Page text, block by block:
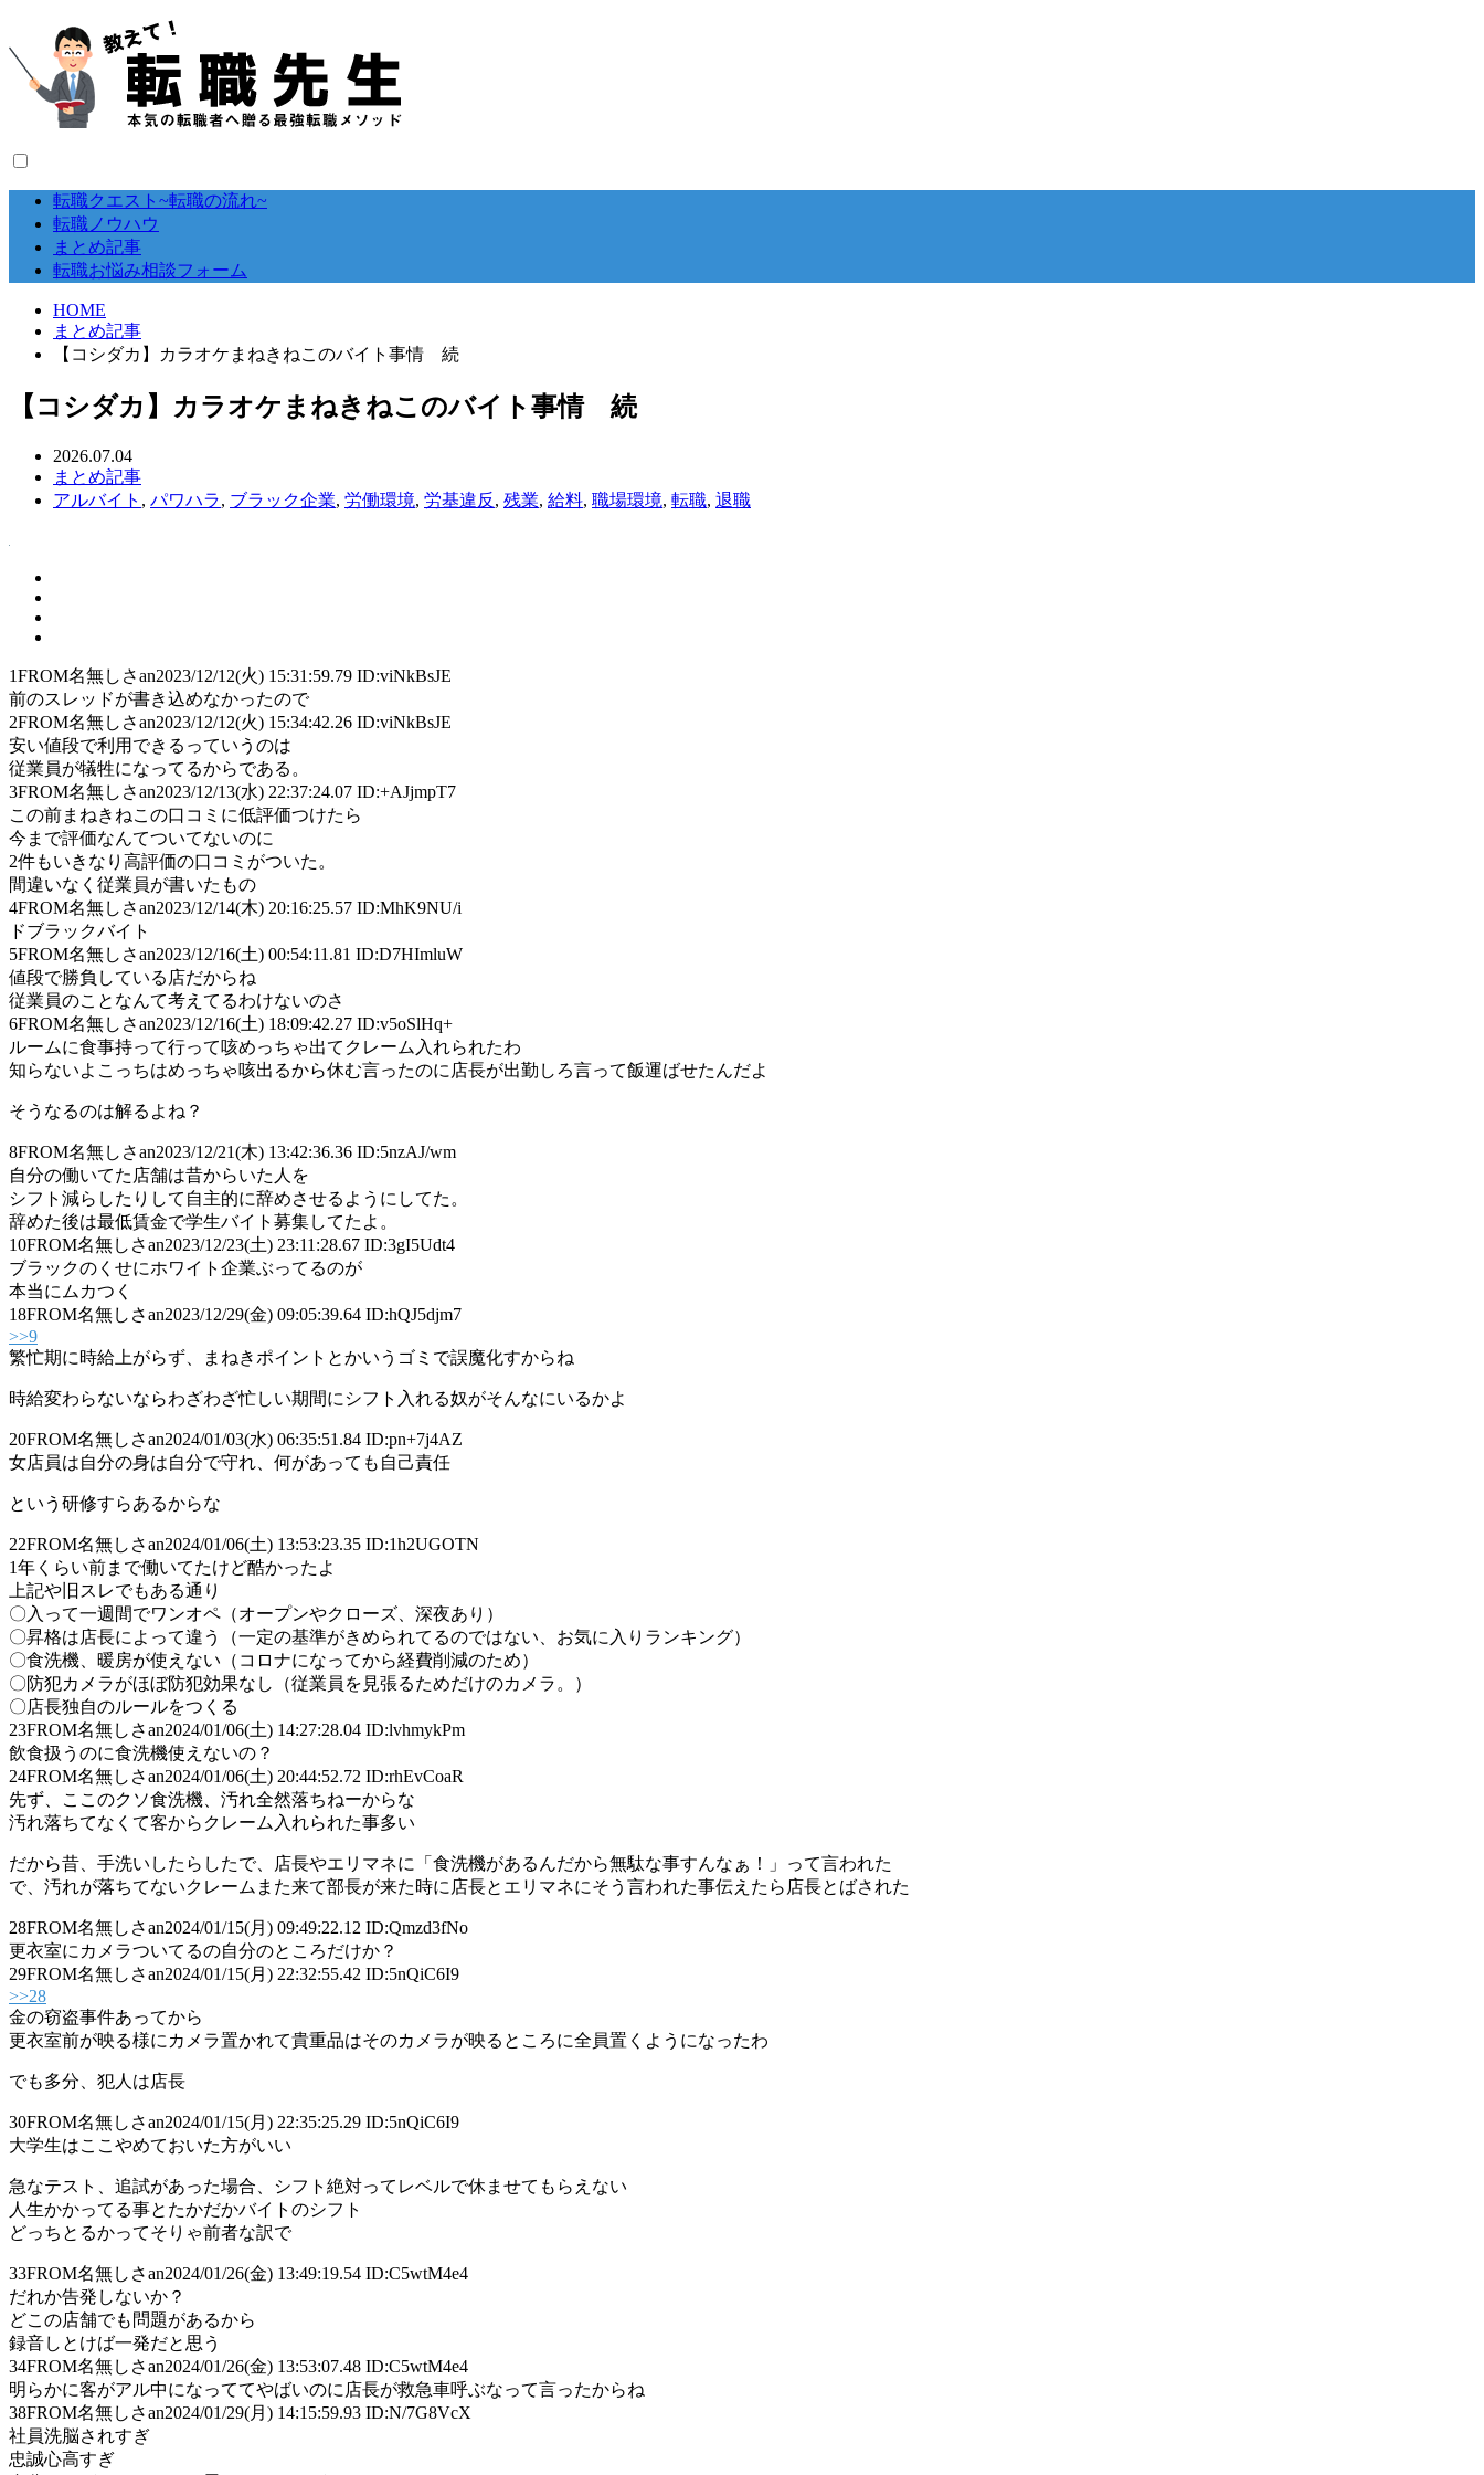
転職クエスト~転職の流れ~
転職ノウハウ
まとめ記事
転職お悩み相談フォーム
HOME
まとめ記事
【コシダカ】カラオケまねきねこのバイト事情 続
【コシダカ】カラオケまねきねこのバイト事情 続
2026.07.04
まとめ記事
アルバイト , パワハラ, ブラック企業, 労働環境, 労基違反 , 残業, 給料, 職場環境, 転職, 退職
1FROM名無しさan2023/12/12(火) 15:31:59.79 ID:viNkBsJE
前のスレッドが書き込めなかったので
2FROM名無しさan2023/12/12(火) 15:34:42.26 ID:viNkBsJE
安い値段で利用できるっていうのは
従業員が犠牲になってるからである。
3FROM名無しさan2023/12/13(水) 22:37:24.07 ID:+AJjmpT7
この前まねきねこの口コミに低評価つけたら
今まで評価なんてついてないのに
2件もいきなり高評価の口コミがついた。
間違いなく従業員が書いたもの
4FROM名無しさan2023/12/14(木) 20:16:25.57 ID:MhK9NU/i
ドブラックバイト
5FROM名無しさan2023/12/16(土) 00:54:11.81 ID:D7HImluW
値段で勝負している店だからね
従業員のことなんて考えてるわけないのさ
6FROM名無しさan2023/12/16(土) 18:09:42.27 ID:v5oSlHq+
ルームに食事持って行って咳めっちゃ出てクレーム入れられたわ
知らないよこっちはめっちゃ咳出るから休む言ったのに店長が出勤しろ言って飯運ばせたんだよ
そうなるのは解るよね？
8FROM名無しさan2023/12/21(木) 13:42:36.36 ID:5nzAJ/wm
自分の働いてた店舗は昔からいた人を
シフト減らしたりして自主的に辞めさせるようにしてた。
辞めた後は最低賃金で学生バイト募集してたよ。
10FROM名無しさan2023/12/23(土) 23:11:28.67 ID:3gI5Udt4
ブラックのくせにホワイト企業ぶってるのが
本当にムカつく
18FROM名無しさan2023/12/29(金) 09:05:39.64 ID:hQJ5djm7
>>9
繁忙期に時給上がらず、まねきポイントとかいうゴミで誤魔化すからね
時給変わらないならわざわざ忙しい期間にシフト入れる奴がそんなにいるかよ
20FROM名無しさan2024/01/03(水) 06:35:51.84 ID:pn+7j4AZ
女店員は自分の身は自分で守れ、何があっても自己責任
という研修すらあるからな
22FROM名無しさan2024/01/06(土) 13:53:23.35 ID:1h2UGOTN
1年くらい前まで働いてたけど酷かったよ
上記や旧スレでもある通り
〇入って一週間でワンオペ（オープンやクローズ、深夜あり）
〇昇格は店長によって違う（一定の基準がきめられてるのではない、お気に入りランキング）
〇食洗機、暖房が使えない（コロナになってから経費削減のため）
〇防犯カメラがほぼ防犯効果なし（従業員を見張るためだけのカメラ。）
〇店長独自のルールをつくる
23FROM名無しさan2024/01/06(土) 14:27:28.04 ID:lvhmykPm
飲食扱うのに食洗機使えないの？
24FROM名無しさan2024/01/06(土) 20:44:52.72 ID:rhEvCoaR
先ず、ここのクソ食洗機、汚れ全然落ちねーからな
汚れ落ちてなくて客からクレーム入れられた事多い
だから昔、手洗いしたらしたで、店長やエリマネに「食洗機があるんだから無駄な事すんなぁ！」って言われた
で、汚れが落ちてないクレームまた来て部長が来た時に店長とエリマネにそう言われた事伝えたら店長とばされた
28FROM名無しさan2024/01/15(月) 09:49:22.12 ID:Qmzd3fNo
更衣室にカメラついてるの自分のところだけか？
29FROM名無しさan2024/01/15(月) 22:32:55.42 ID:5nQiC6I9
>>28
金の窃盗事件あってから
更衣室前が映る様にカメラ置かれて貴重品はそのカメラが映るところに全員置くようになったわ
でも多分、犯人は店長
30FROM名無しさan2024/01/15(月) 22:35:25.29 ID:5nQiC6I9
大学生はここやめておいた方がいい
急なテスト、追試があった場合、シフト絶対ってレベルで休ませてもらえない
人生かかってる事とたかだかバイトのシフト
どっちとるかってそりゃ前者な訳で
33FROM名無しさan2024/01/26(金) 13:49:19.54 ID:C5wtM4e4
だれか告発しないか？
どこの店舗でも問題があるから
録音しとけば一発だと思う
34FROM名無しさan2024/01/26(金) 13:53:07.48 ID:C5wtM4e4
明らかに客がアル中になっててやばいのに店長が救急車呼ぶなって言ったからね
38FROM名無しさan2024/01/29(月) 14:15:59.93 ID:N/7G8VcX
社員洗脳されすぎ
忠誠心高すぎ